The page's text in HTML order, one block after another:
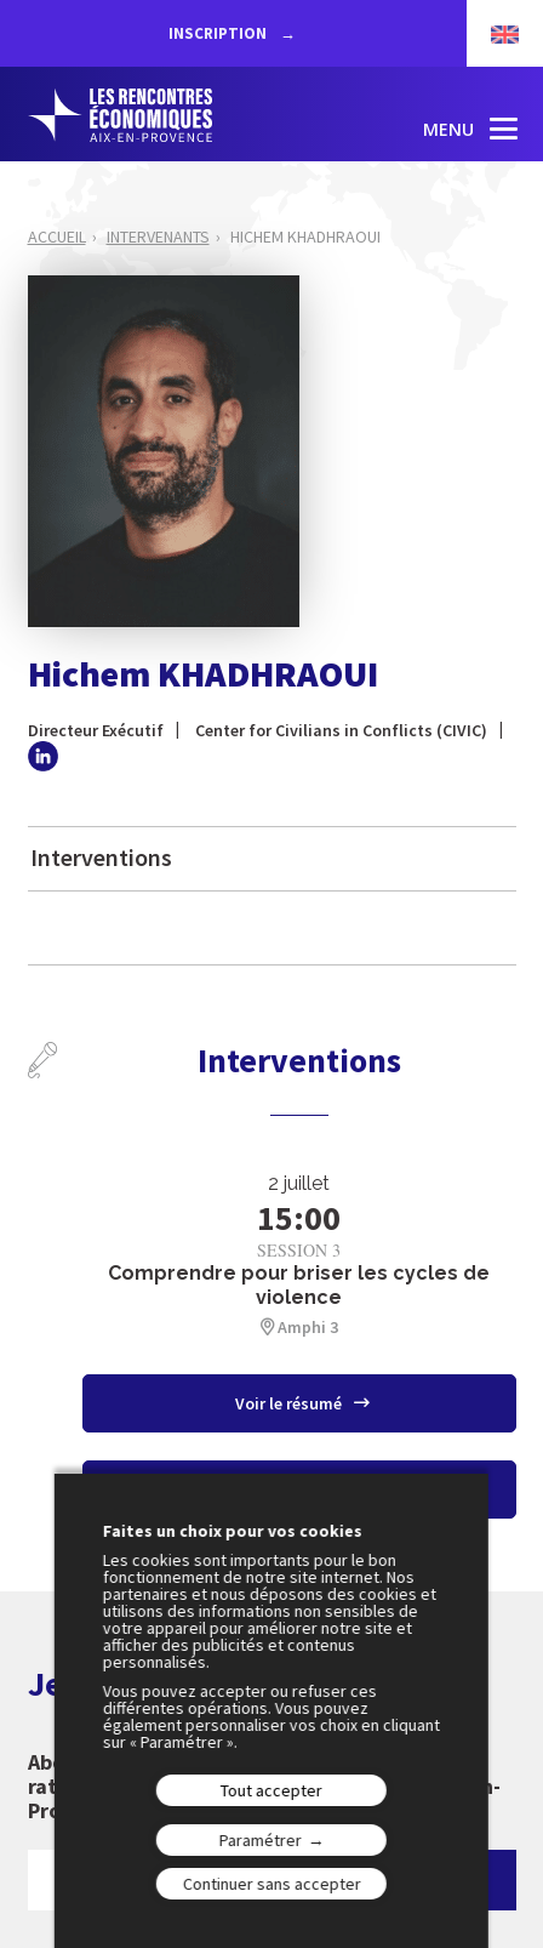
INSCRIPTION
MENU
ACCUEIL INTERVENANTS HICHEM KHADHRAOUI
Hichem KHADHRAOUI
Directeur Exécutif Center for Civilians in Conflicts (CIVIC)
Interventions
Interventions
2 juillet
15:00
SESSION 3
Comprendre pour briser les cycles de
violence
Amphi 3
Voir le résumé
Je m'abonne aux alertes
Abonnez-vous à notre newsletter pour ne rien
rater des 26e Rencontres Économiques d'Aix-en-
Provence :
Faites un choix pour vos cookies
Les cookies sont importants pour le bon
fonctionnement de notre site internet. Nos
partenaires et nous déposons des cookies et
utilisons des informations non sensibles de
votre appareil pour améliorer notre site et
afficher des publicités et contenus
personnalisés.
Vous pouvez accepter ou refuser ces
différentes opérations. Vous pouvez
également personnaliser vos choix en cliquant
sur « Paramétrer ».
Tout accepter
Paramétrer
Continuer sans accepter